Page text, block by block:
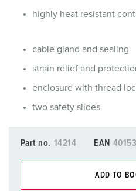
highly heat resistant
cable gland and sealing
strain relief and
enclosure with thread
two safety slides
Part no. 14214 EAN
ADD TO